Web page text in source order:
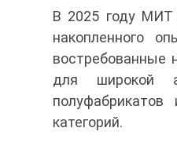
В 2025 году МИТ
накопленного
востребованные
для широкой
категорий.